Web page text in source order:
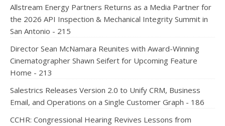
Allstream Energy Partners Returns as a Media Partner for
the 2026 API Inspection & Mechanical Integrity Summit in
San Antonio - 215
Director Sean McNamara Reunites with Award-Winning
Cinematographer Shawn Seifert for Upcoming Feature
Home - 213
Salestrics Releases Version 2.0 to Unify CRM, Business
Email, and Operations on a Single Customer Graph - 186
CCHR: Congressional Hearing Revives Lessons from